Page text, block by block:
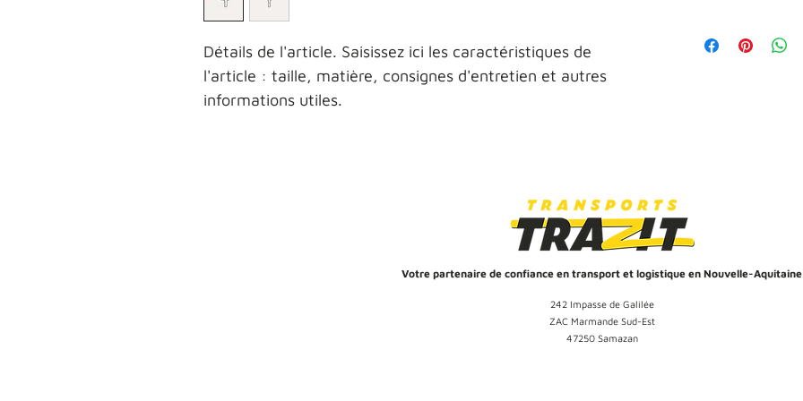
Détails de l'article. Saisissez ici les caractéristiques de
l'article : taille, matière, consignes d'entretien et autres
informations utiles.
supplémentaires.
une relation de
modes de livraison,
Votre partenaire de confiance en transport et logistique en Nouvelle-Aquitaine
242 Impasse de Galilée
ZAC Marmande Sud-Est
47250 Samazan